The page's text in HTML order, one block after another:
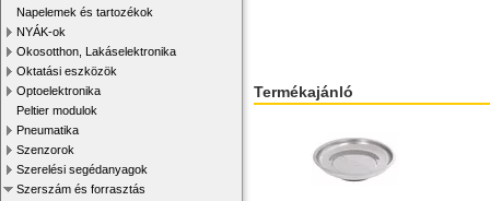
Napelemek és tartozékok
NYÁK-ok
Okosotthon, Lakáselektronika
Oktatási eszközök
Optoelektronika
Peltier modulok
Pneumatika
Szenzorok
Szerelési segédanyagok
Szerszám és forrasztás
Termékajánló